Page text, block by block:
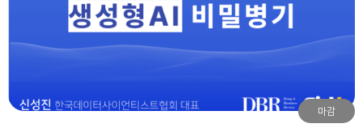
마감